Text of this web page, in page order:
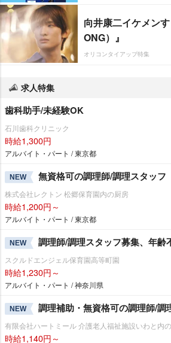
向井康二イケメン
ONG）』
オリコンタイアップ特集
求人特集
歯科助手/未経験OK
石川歯科クリニック
時給1,300円
アルバイト・パート / 東京都
NEW 無資格可の調理師/調理スタッフ
株式会社レクトン 松郷保育園内の厨房
時給1,200円～
アルバイト・パート / 東京都
NEW 調理師/調理スタッフ募集、年齢
スクルドエンジェル保育園高等町園
時給1,230円～
アルバイト・パート / 神奈川県
NEW 調理補助・無資格可の調理師/調
有限会社ハートミール 介護老人福祉施設いわと内
時給1,140円～